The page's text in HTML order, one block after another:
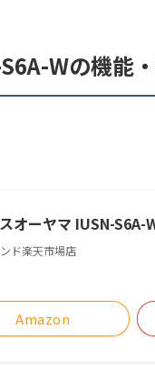
Wの機能
オーヤマ IUSN-
ド楽天市場店
Amazon